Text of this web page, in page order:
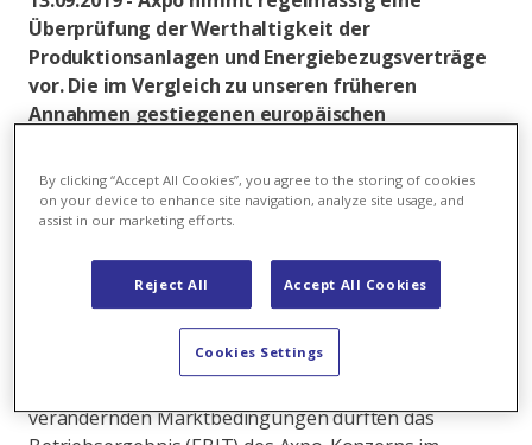
Überprüfung der Werthaltigkeit der
Produktionsanlagen und Energiebezugsverträge
vor. Die im Vergleich zu unseren früheren
Annahmen gestiegenen europäischen
entsprechenden Terminkontrakte für die
kommenden drei Jahre deuten darauf hin, dass
die Phase rekordtiefer Strompreise vorbei sein
dürfte.
Aus diesem Grund wird Axpo im Geschäftsjahr 2018/19
auf ihren Produktionsanlagen und Rückstellungen für
Energiebezugsverträge Wertaufholungen
verändernden Marktbedingungen dürften das
By clicking “Accept All Cookies”, you agree to the storing of cookies
on your device to enhance site navigation, analyze site usage, and
assist in our marketing efforts.
Reject All Accept All Cookies
Cookies Settings